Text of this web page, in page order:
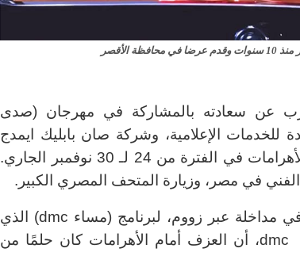
الأقصر
عن سعادته بالمشاركة في مهرجان (صدى
للخدمات الإعلامية، وشركة صان بابليك ايمدج
وشركة أرابيسك، على مسرح بانوراما الأهرامات في الفترة من 24 لـ 30 نوفمبر الجاري.
في مصر، وزيارة المتحف المصري الكبير.
وأكد عازف البيانو العالمي (لانج لانج)، في مداخلة عبر زووم، لبرنامج (مساء dmc) الذي
يقدمه الإعلامي أسامة كمال، عبر قناة dmc، أن العزف أمام الأهرامات كان حلمًا من